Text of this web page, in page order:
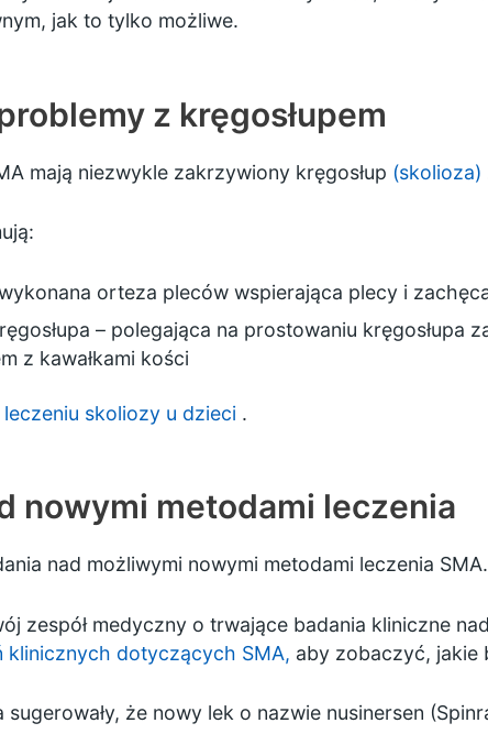
jak to tylko możliwe.
z kręgosłupem
mają niezwykle zakrzywiony kręgosłup (skolioza)
orteza pleców wspierająca plecy i
– polegająca na prostowaniu
z kawałkami kości
leczeniu skoliozy u dzieci .
nowymi metodami leczenia
nad możliwymi nowymi metodami leczenia SMA.
zespół medyczny o trwające badania kliniczne
klinicznych dotyczących SMA, aby zobaczyć, jakie
sugerowały, że nowy lek o nazwie nusinersen